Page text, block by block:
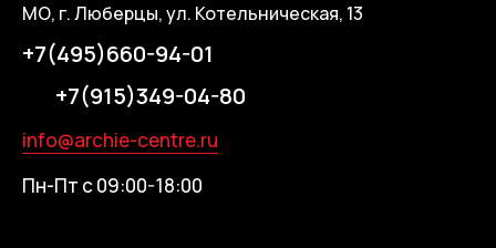
МО, г. Люберцы, ул. Котельническая, 13
+7(495)660-94-01
+7(915)349-04-80
info@archie-centre.ru
Пн-Пт с 09:00-18:00